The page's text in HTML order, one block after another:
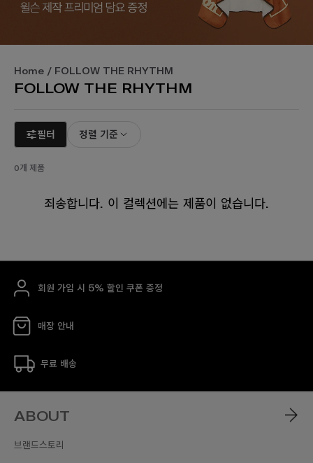
Home / FOLLOW THE RHYTHM
FOLLOW THE RHYTHM
필터 정렬 기준
0개 제품
죄송합니다. 이 컬렉션에는 제품이 없습니다.
회원 가입 시 5% 할인 쿠폰 증정
매장 안내
무료 배송
ABOUT
브랜드스토리